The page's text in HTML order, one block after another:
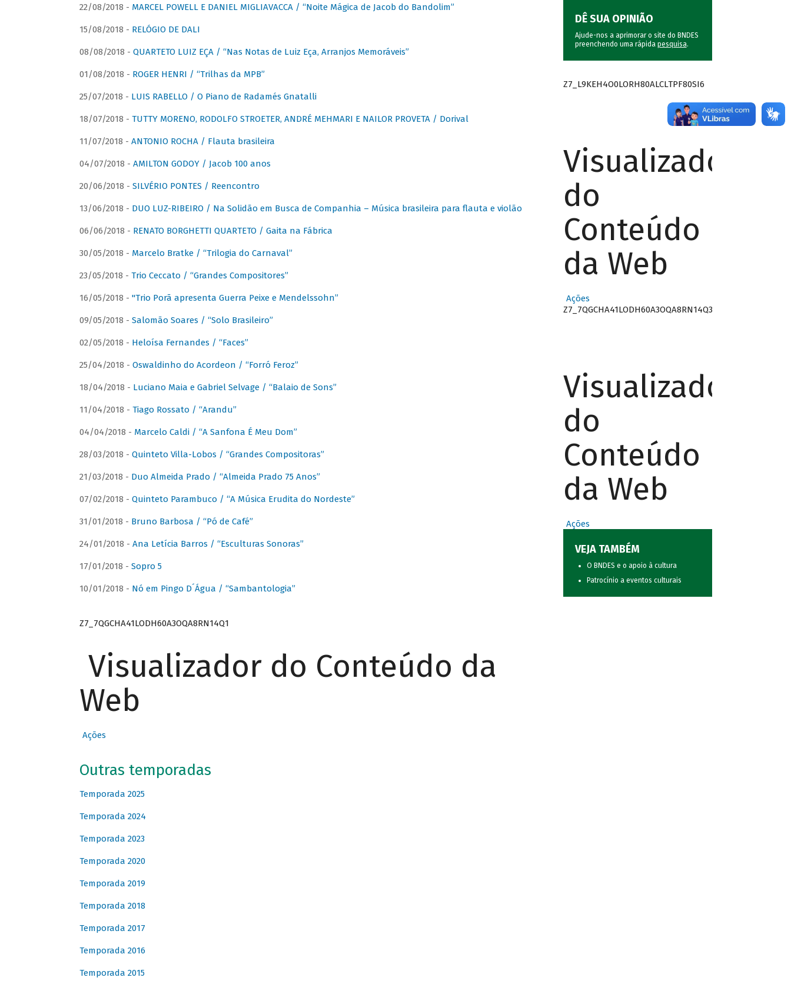
22/08/2018 - MARCEL POWELL E DANIEL MIGLIAVACCA / “Noite Mágica de Jacob do Bandolim”
15/08/2018 - RELÓGIO DE DALI
08/08/2018 - QUARTETO LUIZ EÇA / “Nas Notas de Luiz Eça, Arranjos Memoráveis”
01/08/2018 - ROGER HENRI / “Trilhas da MPB”
25/07/2018 - LUIS RABELLO / O Piano de Radamés Gnatalli
18/07/2018 - TUTTY MORENO, RODOLFO STROETER, ANDRÉ MEHMARI E NAILOR PROVETA / Dorival
11/07/2018 - ANTONIO ROCHA / Flauta brasileira
04/07/2018 - AMILTON GODOY / Jacob 100 anos
20/06/2018 - SILVÉRIO PONTES / Reencontro
13/06/2018 - DUO LUZ-RIBEIRO / Na Solidão em Busca de Companhia – Música brasileira para flauta e violão
06/06/2018 - RENATO BORGHETTI QUARTETO / Gaita na Fábrica
30/05/2018 - Marcelo Bratke / “Trilogia do Carnaval”
23/05/2018 - Trio Ceccato / “Grandes Compositores”
16/05/2018 - "Trio Porã apresenta Guerra Peixe e Mendelssohn”
09/05/2018 - Salomão Soares / “Solo Brasileiro”
02/05/2018 - Heloísa Fernandes / “Faces”
25/04/2018 - Oswaldinho do Acordeon / “Forró Feroz”
18/04/2018 - Luciano Maia e Gabriel Selvage / “Balaio de Sons”
11/04/2018 - Tiago Rossato / “Arandu”
04/04/2018 - Marcelo Caldi / “A Sanfona É Meu Dom”
28/03/2018 - Quinteto Villa-Lobos / “Grandes Compositoras”
21/03/2018 - Duo Almeida Prado / “Almeida Prado 75 Anos”
07/02/2018 - Quinteto Parambuco / “A Música Erudita do Nordeste”
31/01/2018 - Bruno Barbosa / “Pó de Café”
24/01/2018 - Ana Letícia Barros / “Esculturas Sonoras”
17/01/2018 - Sopro 5
10/01/2018 - Nó em Pingo D´Água / “Sambantologia”
Z7_7QGCHA41LODH60A3OQA8RN14Q1
Visualizador do Conteúdo da
Web
Ações
Outras temporadas
Temporada 2025
Temporada 2024
Temporada 2023
Temporada 2020
Temporada 2019
Temporada 2018
Temporada 2017
Temporada 2016
Temporada 2015
DÊ SUA OPINIÃO
Ajude-nos a aprimorar o site do BNDES
preenchendo uma rápida pesquisa.
Z7_L9KEH4O0LORH80ALCLTPF80SI6
Visualizador
do
Conteúdo
da Web
Ações
Z7_7QGCHA41LODH60A3OQA8RN14Q3
Visualizador
do
Conteúdo
da Web
Ações
VEJA TAMBÉM
O BNDES e o apoio à cultura
Patrocínio a eventos culturais